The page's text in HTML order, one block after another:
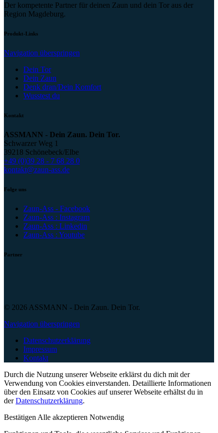
Der kompetente Partner für deinen Zaun und dein Tor aus der
Region Magdeburg.
Produkt-Links
Navigation überspringen
Dein Tor
Dein Zaun
Denk dran/Dein Komfort
Wusstest du
Kontakt
ASSMANN - Dein Zaun. Dein Tor.
Schwarzer Weg 1
39218 Schönebeck/Elbe
+49 (0)39 28 - 7 68 28 0
kontakt@zaun-ass.de
Folge uns
Zaun-Ass - Facebook
Zaun-Ass : Instagram
Zaun-Ass : Linkedin
Zaun-Ass : Youtube
Partner
© 2026 ASSMANN - Dein Zaun. Dein Tor.
Navigation überspringen
Datenschutzerklärung
Impressum
Kontakt
Durch die Nutzung unserer Webseite erklärst du dich mit der
Verwendung von Cookies einverstanden. Detaillierte Informationen
über den Einsatz von Cookies auf unserer Webseite erhältst du in
derDatenschutzerklärung.
Bestätigen Alle akzeptieren Notwendig